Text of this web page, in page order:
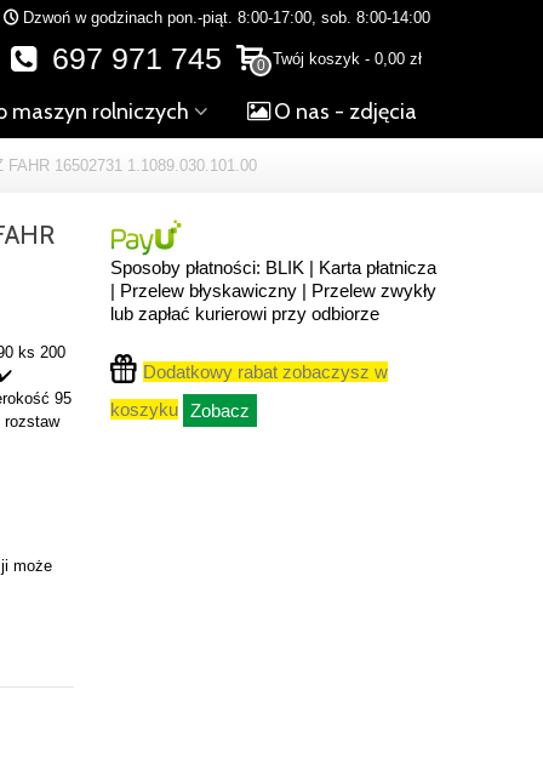
Dzwoń w godzinach pon.-piąt. 8:00-17:00, sob. 8:00-14:00
0 Twój koszyk - 0,00 zł
697 971 745
maszyn rolniczych O nas - zdjęcia
16502731 1.1089.030.101.00
ks 200
✔️
95
może
Sposoby płatności: BLIK | Karta płatnicza
| Przelew błyskawiczny | Przelew zwykły
lub zapłać kurierowi przy odbiorze
Dodatkowy rabat zobaczysz w
koszyku Zobacz